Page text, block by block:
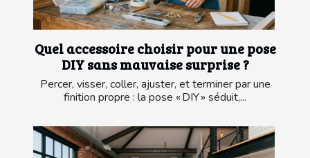
Quel accessoire choisir pour une pose
DIY sans mauvaise surprise ?
Percer, visser, coller, ajuster, et terminer par une
finition propre : la pose « DIY » séduit,...